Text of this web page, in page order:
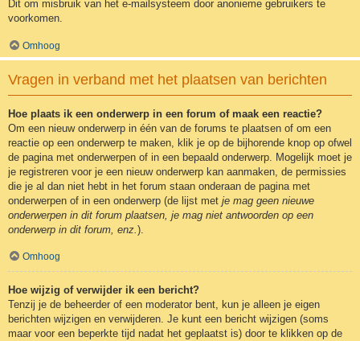
Dit om misbruik van het e-mailsysteem door anonieme gebruikers te
voorkomen.
Omhoog
Vragen in verband met het plaatsen van berichten
Hoe plaats ik een onderwerp in een forum of maak een reactie?
Om een nieuw onderwerp in één van de forums te plaatsen of om een
reactie op een onderwerp te maken, klik je op de bijhorende knop op ofwel
de pagina met onderwerpen of in een bepaald onderwerp. Mogelijk moet je
je registreren voor je een nieuw onderwerp kan aanmaken, de permissies
die je al dan niet hebt in het forum staan onderaan de pagina met
onderwerpen of in een onderwerp (de lijst met je mag geen nieuwe
onderwerpen in dit forum plaatsen, je mag niet antwoorden op een
onderwerp in dit forum, enz. ).
Omhoog
Hoe wijzig of verwijder ik een bericht?
Tenzij je de beheerder of een moderator bent, kun je alleen je eigen
berichten wijzigen en verwijderen. Je kunt een bericht wijzigen (soms
maar voor een beperkte tijd nadat het geplaatst is) door te klikken op de